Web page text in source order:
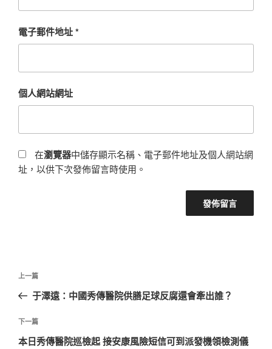
電子郵件地址*
個人網站網址
在瀏覽器中儲存顯示名稱、電子郵件地址及個人網站網
址，以供下次發佈留言時使用。
文
導
覽
上
一
文
章
上一篇
于澤遠：中國秀傳醫院供膳足球反腐還會牽出誰？
下
一
下一篇
本日秀傳醫院巡檢起 接安康風險短信可到派發機領檢測儀